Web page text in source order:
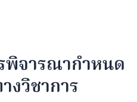
พิจารณากำหนด
งวิชาการ